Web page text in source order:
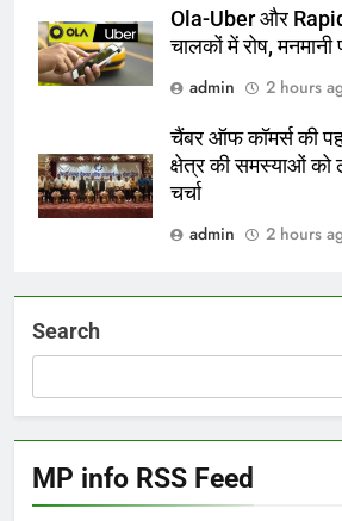
Ola-Uber और
चालकों में रोष, मनमानी
admin
2 hours
चैंबर ऑफ कॉमर्स की
क्षेत्र की समस्याओं
चर्चा
admin
2 hours
Search
MP info RSS Feed